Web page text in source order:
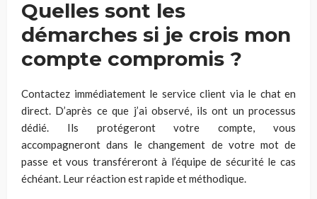
Quelles sont les
démarches si je crois mon
compte compromis ?
Contactez immédiatement le service client via le chat en
direct. D’après ce que j’ai observé, ils ont un processus
dédié. Ils protégeront votre compte, vous
accompagneront dans le changement de votre mot de
passe et vous transféreront à l’équipe de sécurité le cas
échéant. Leur réaction est rapide et méthodique.